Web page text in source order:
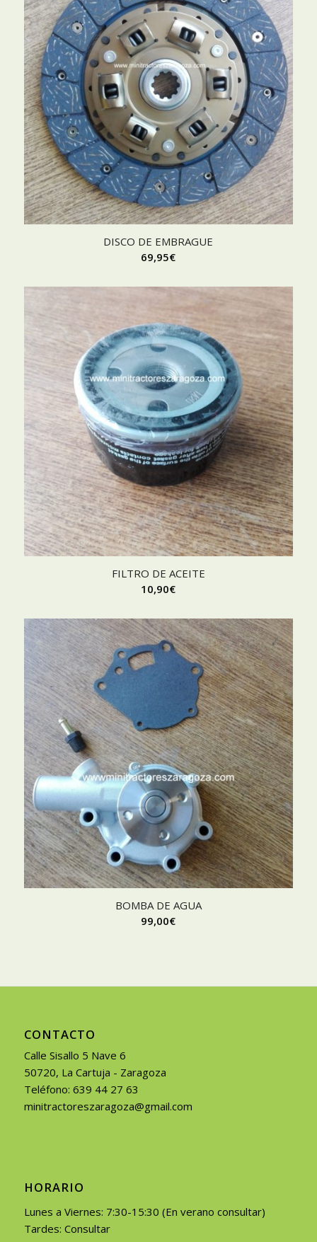
DISCO DE EMBRAGUE
69,95€
FILTRO DE ACEITE
10,90€
BOMBA DE AGUA
99,00€
CONTACTO
Calle Sisallo 5 Nave 6
50720, La Cartuja - Zaragoza
Teléfono: 639 44 27 63
minitractoreszaragoza@gmail.com
HORARIO
Lunes a Viernes: 7:30-15:30 (En verano consultar)
Tardes: Consultar